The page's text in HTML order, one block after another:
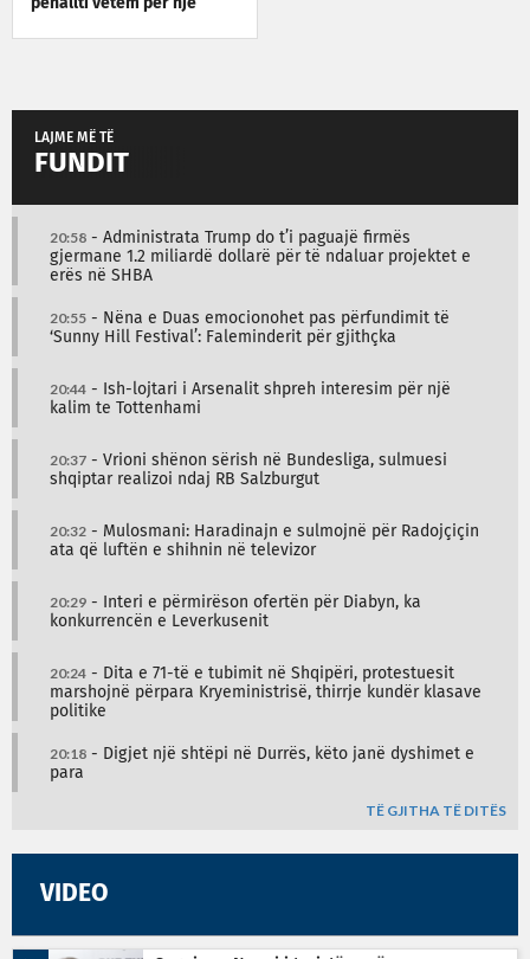
LAJME MË TË
FUNDIT
20:58 - Administrata Trump do t’i paguajë firmës
gjermane 1.2 miliardë dollarë për të ndaluar projektet e
erës në SHBA
20:55 - Nëna e Duas emocionohet pas përfundimit të
‘Sunny Hill Festival’: Faleminderit për gjithçka
20:44 - Ish-lojtari i Arsenalit shpreh interesim për një
kalim te Tottenhami
20:37 - Vrioni shënon sërish në Bundesliga, sulmuesi
shqiptar realizoi ndaj RB Salzburgut
20:32 - Mulosmani: Haradinajn e sulmojnë për Radojçiçin
ata që luftën e shihnin në televizor
20:29 - Interi e përmirëson ofertën për Diabyn, ka
konkurrencën e Leverkusenit
20:24 - Dita e 71-të e tubimit në Shqipëri, protestuesit
marshojnë përpara Kryeministrisë, thirrje kundër klasave
politike
20:18 - Digjet një shtëpi në Durrës, këto janë dyshimet e
para
TË GJITHA TË DITËS
VIDEO